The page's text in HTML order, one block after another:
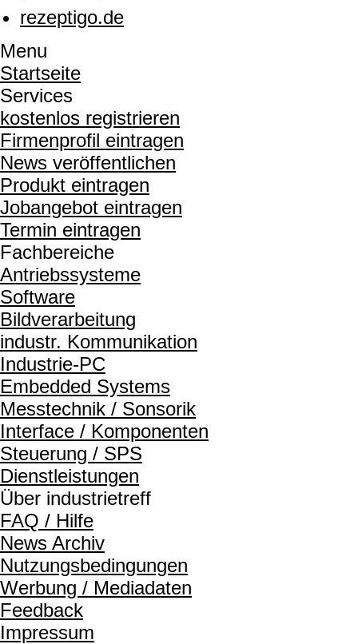
rezeptigo.de
Menu
Startseite
Services
kostenlos registrieren
Firmenprofil eintragen
News veröffentlichen
Produkt eintragen
Jobangebot eintragen
Termin eintragen
Fachbereiche
Antriebssysteme
Software
Bildverarbeitung
industr. Kommunikation
Industrie-PC
Embedded Systems
Messtechnik / Sonsorik
Interface / Komponenten
Steuerung / SPS
Dienstleistungen
Über industrietreff
FAQ / Hilfe
News Archiv
Nutzungsbedingungen
Werbung / Mediadaten
Feedback
Impressum